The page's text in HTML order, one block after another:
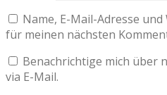
Name, E-Mail-Adresse
für meinen nächsten
Benachrichtige mich über
via E-Mail.